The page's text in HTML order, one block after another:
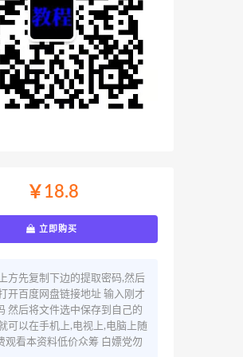
￥18.8
立即购买
方先复制下边的提取密码,然后
开百度网盘链接地址 输入刚才
然后将文件选中保存到自己的
可以在手机上,电视上,电脑上随
观看本资料低价众筹 白嫖党勿